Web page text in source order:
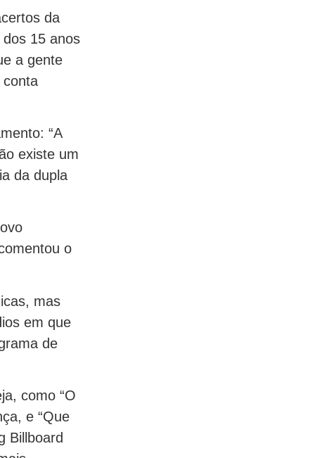
da
15 anos
a gente
conta
“A
existe um
da dupla
o
mas
em que
de
como “O
e “Que
Billboard